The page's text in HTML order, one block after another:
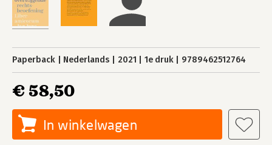
Paperback Nederlands 2021 1e druk 9789462512764
€ 58,50
In winkelwagen